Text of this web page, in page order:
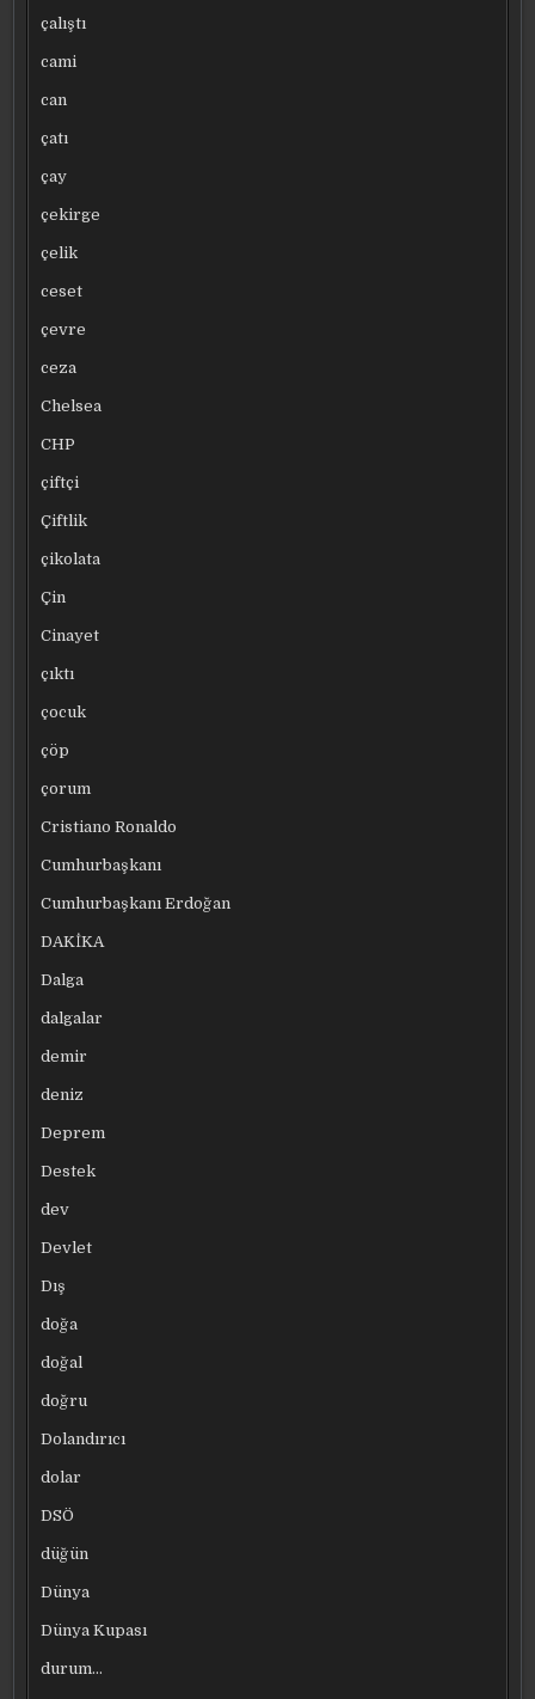
çalıştı
cami
can
çatı
çay
çekirge
çelik
ceset
çevre
ceza
Chelsea
CHP
çiftçi
Çiftlik
çikolata
Çin
Cinayet
çıktı
çocuk
çöp
çorum
Cristiano Ronaldo
Cumhurbaşkanı
Cumhurbaşkanı Erdoğan
DAKİKA
Dalga
dalgalar
demir
deniz
Deprem
Destek
dev
Devlet
Dış
doğa
doğal
doğru
Dolandırıcı
dolar
DSÖ
düğün
Dünya
Dünya Kupası
durum…